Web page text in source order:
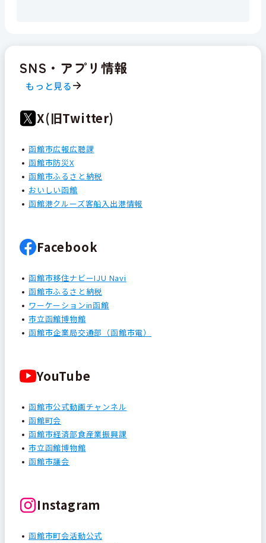
SNS・アプリ情報
もっと見る
X(旧Twitter)
函館市広報広聴課
函館市防災X
函館市ふるさと納税
おいしい函館
函館港クルーズ客船入出港情報
Facebook
函館市移住ナビーIJU Navi
函館市ふるさと納税
ワーケーションin函館
市立函館博物館
函館市企業局交通部（函館市電）
YouTube
函館市公式動画チャンネル
函館町会
函館市経済部食産業振興課
市立函館博物館
函館市議会
Instagram
函館市町会活動公式